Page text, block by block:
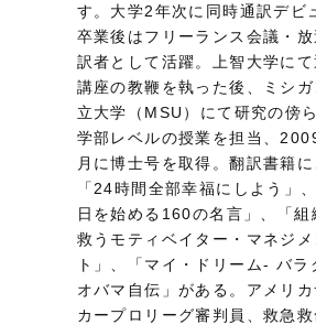
す。大学2年次に同時通訳デビ
卒業後はフリーランス会議・放
訳者として活躍。上智大学にて
講座の教鞭を執った後、ミシガ
立大学（MSU）にて研究の傍
学部レベルの授業を担当、
月に博士号を取得。翻訳書籍に
「24時間全部幸福にしよう」
日を始める160の名言」、「組
救うモティベイター・マネジメ
ト」、「マイ・ドリーム- バラ
オバマ自伝」がある。アメリカ
カープロリーグ審判員、救急